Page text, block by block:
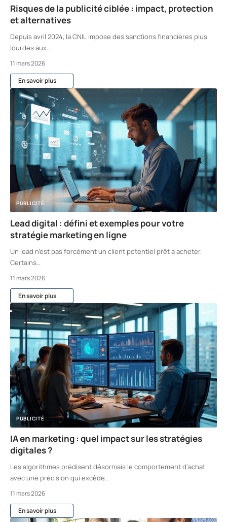
Risques de la publicité ciblée : impact, protection
et alternatives
Depuis avril 2024, la CNIL impose des sanctions financières plus
lourdes aux…
11 mars 2026
En savoir plus
PUBLICITÉ
Lead digital : défini et exemples pour votre
stratégie marketing en ligne
Un lead n’est pas forcément un client potentiel prêt à acheter.
Certains…
11 mars 2026
En savoir plus
PUBLICITÉ
IA en marketing : quel impact sur les stratégies
digitales ?
Les algorithmes prédisent désormais le comportement d’achat
avec une précision qui excède
11 mars 2026
En savoir plus